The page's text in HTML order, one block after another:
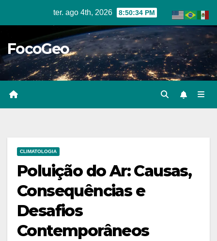
ter. ago 4th, 2026 8:50:35 PM
FocoGeo
CLIMATOLOGIA
Poluição do Ar: Causas,
Consequências e
Desafios
Contemporâneos